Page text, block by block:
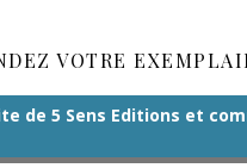
VOTRE
de 5 Sens Editions et